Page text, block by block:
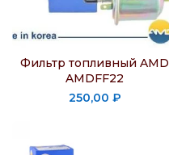
Фильтр топливный AMD
AMDFF22
250,00 ₽